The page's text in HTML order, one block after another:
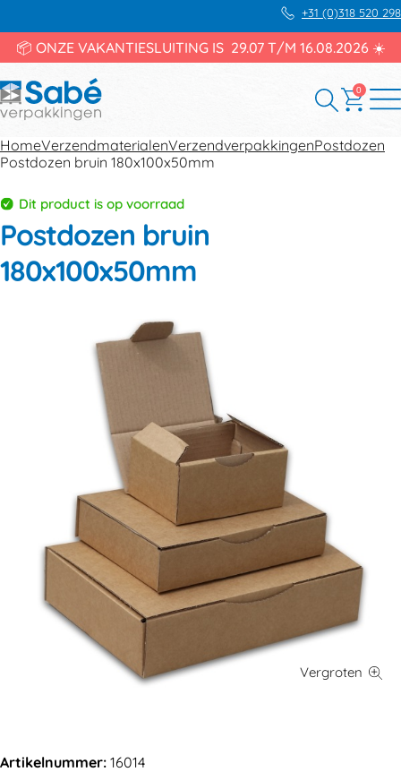
+31 (0)318 520 298
📦 ONZE VAKANTIESLUITING IS 29.07 T/M 16.08.2026 ☀️
0
HomeVerzendmaterialenVerzendverpakkingenPostdozen
Postdozen bruin 180x100x50mm
Dit product is op voorraad
Postdozen bruin
180x100x50mm
Artikelnummer: 16014